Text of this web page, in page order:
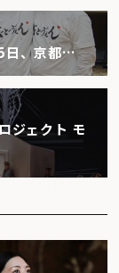
日、京都…
ジェクト モ